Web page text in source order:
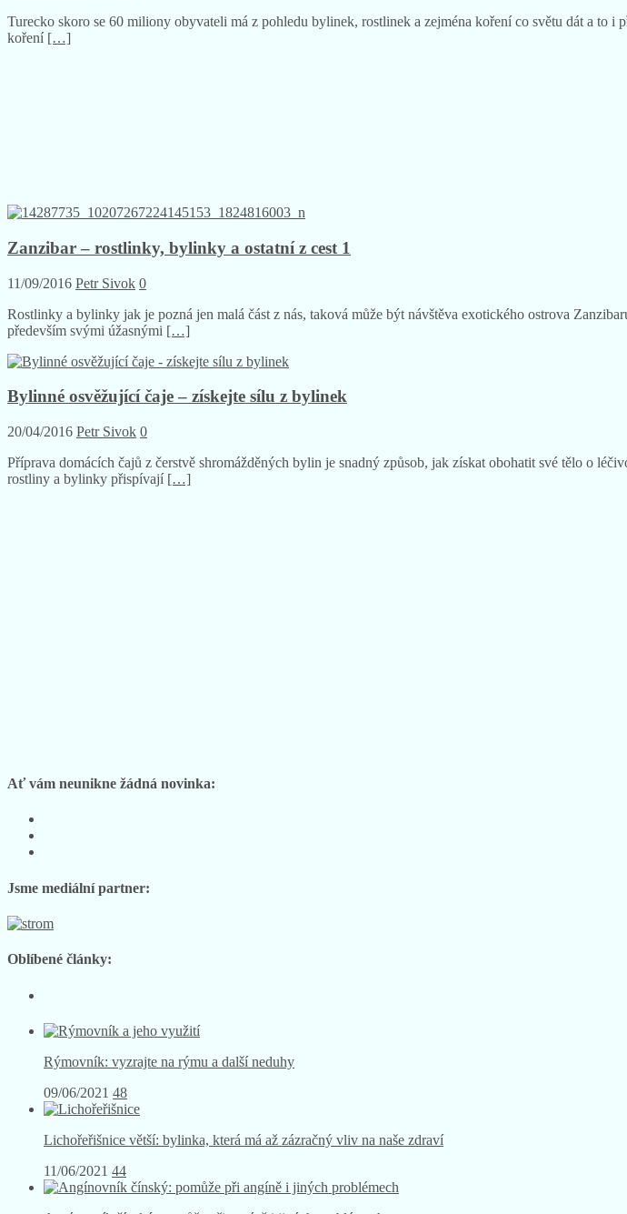
Turecko skoro se 60 miliony obyvateli má z pohledu bylinek, rostlinek a zejména koření co světu dát a to i
koření […]
Zanzibar – rostlinky, bylinky a ostatní z cest 1
11/09/2016 Petr Sivok 0
Rostlinky a bylinky jak je pozná jen malá část z nás, taková může být návštěva exotického ostrova
především svými úžasnými […]
Bylinné osvěžující čaje – získejte sílu z bylinek
20/04/2016 Petr Sivok 0
Příprava domácích čajů z čerstvě shromážděných bylin je snadný způsob, jak získat obohatit své tělo o
rostliny a bylinky přispívají […]
Ať vám neunikne žádná novinka:
Instagramu
YouTube
Jsme mediální partner:
Oblíbené články:
Rýmovník: vyzrajte na rýmu a další neduhy
09/06/2021 48
Lichořeřišnice větší: bylinka, která má až zázračný vliv na naše zdraví
11/06/2021 44